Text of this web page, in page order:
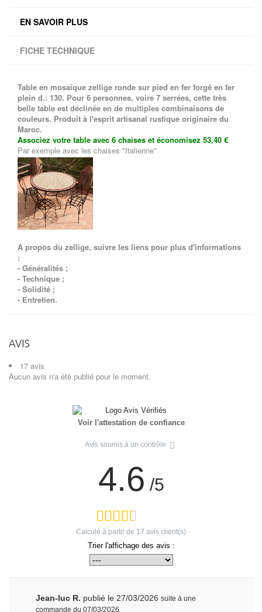
EN SAVOIR PLUS
FICHE TECHNIQUE
Table en mosaïque zellige ronde sur pied en fer forgé en fer
plein d.: 130. Pour 6 personnes, voire 7 serrées, cette très
belle table est déclinée en de multiples combinaisons de
couleurs. Produit à l'esprit artisanal rustique originaire du
Maroc.
Associez votre table avec 6 chaises et économisez 53,40 €
Par exemple avec les chaises "Italienne"
A propos du zellige, suivre les liens pour plus d'informations
:
- Généralités ;
- Technique ;
- Solidité ;
- Entretien.
AVIS
17 avis
Aucun avis n'a été publié pour le moment.
Voir l'attestation de confiance
Avis soumis à un contrôle
4.6 /5
Calculé à partir de 17 avis client(s)
Trier l'affichage des avis :
Jean-luc R. publié le 27/03/2026 suite à une
commande du 07/03/2026